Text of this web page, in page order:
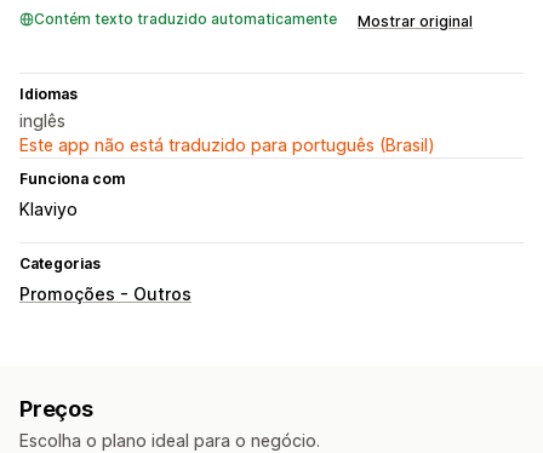
Contém texto traduzido automaticamente Mostrar original
Idiomas
inglês
Este app não está traduzido para português (Brasil)
Funciona com
Klaviyo
Categorias
Promoções - Outros
Preços
Escolha o plano ideal para o negócio.